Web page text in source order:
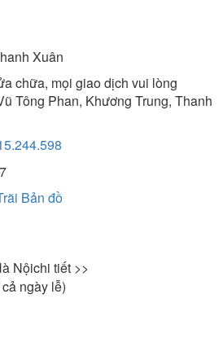
Xuân
Tông Phan, Khương Trung, Thanh
Bản đồ
Nộichi tiết >>
cả ngày lễ)